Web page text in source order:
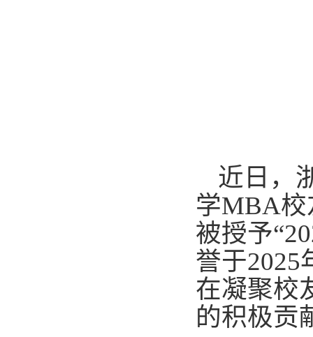
近日，
学MBA校
被授予
誉于2025
在凝聚校
的积极贡